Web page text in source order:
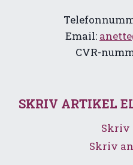
Email:
CVR-
SKRIV ARTIKEL
Skriv
Skriv